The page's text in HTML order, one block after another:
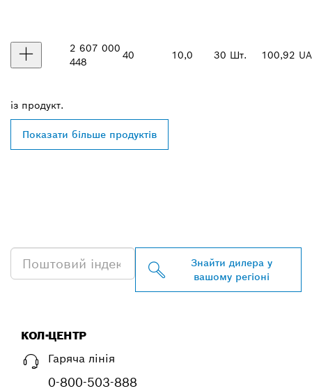
2 607 000
448
40 10,0 30 Шт. 100,92
із продукт.
Показати більше продуктів
Знайти дилера у
вашому регіоні
КОЛ-ЦЕНТР
Гаряча лінія
0-800-503-888